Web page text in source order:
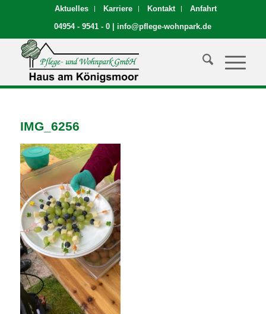
Aktuelles Karriere Kontakt
Anfahrt
04954 - 9541 - 0
info@pflege-wohnpark.de
IMG_6256